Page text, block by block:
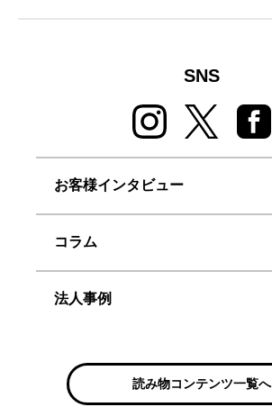
SNS
お客様インタビュー
コラム
法人事例
読み物コンテンツ一覧へ